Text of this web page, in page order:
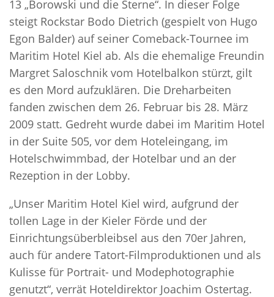
13 „Borowski und die Sterne“. In dieser Folge
steigt Rockstar Bodo Dietrich (gespielt von Hugo
Egon Balder) auf seiner Comeback-Tournee im
Maritim Hotel Kiel ab. Als die ehemalige Freundin
Margret Saloschnik vom Hotelbalkon stürzt, gilt
es den Mord aufzuklären. Die Dreharbeiten
fanden zwischen dem 26. Februar bis 28. März
2009 statt. Gedreht wurde dabei im Maritim Hotel
in der Suite 505, vor dem Hoteleingang, im
Hotelschwimmbad, der Hotelbar und an der
Rezeption in der Lobby.
„Unser Maritim Hotel Kiel wird, aufgrund der
tollen Lage in der Kieler Förde und der
Einrichtungsüberbleibsel aus den 70er Jahren,
auch für andere Tatort-Filmproduktionen und als
Kulisse für Portrait- und Modephotographie
genutzt“, verrät Hoteldirektor Joachim Ostertag.